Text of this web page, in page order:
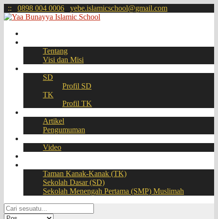
:: 0898 004 0006 yebe.islamicschool@gmail.com
Tentang
Visi dan Misi
SD
Profil SD
TK
Profil TK
Artikel
Pengumuman
Video
Taman Kanak-Kanak (TK)
Sekolah Dasar (SD)
Sekolah Menengah Pertama (SMP) Muslimah